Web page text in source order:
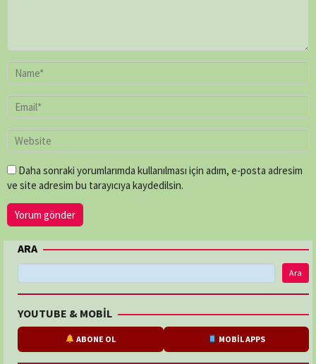
Daha sonraki yorumlarımda kullanılması için adım, e-posta adresim
ve site adresim bu tarayıcıya kaydedilsin.
ARA
Ara
YOUTUBE & MOBİL
ABONE OL MOBİL APPS